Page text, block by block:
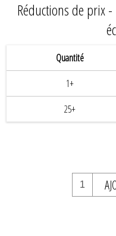
Réductions de prix
Quantité
1+
25+